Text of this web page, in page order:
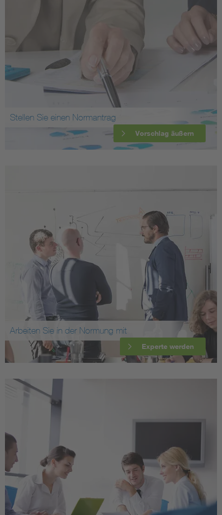
Stellen Sie einen Normantrag
Vorschlag äußern
Arbeiten Sie in der Normung mit
Experte werden